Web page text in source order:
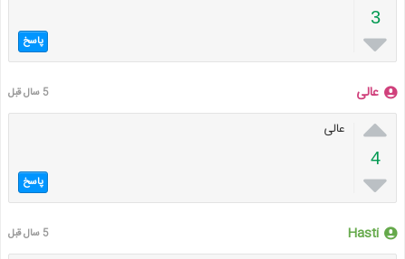
3
 پاسخ
عالی 5 سال قبل

4

عالی
پاسخ
Hasti 5 سال قبل